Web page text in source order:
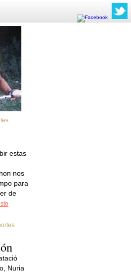
estas
nos
para
de
Nuria